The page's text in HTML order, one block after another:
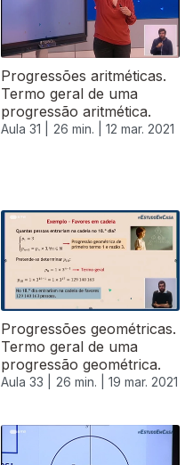
Progressões aritméticas.
Termo geral de uma
progressão aritmética.
Aula 31 | 26 min. | 12 mar. 2021
Progressões geométricas.
Termo geral de uma
progressão geométrica.
Aula 33 | 26 min. | 19 mar. 2021